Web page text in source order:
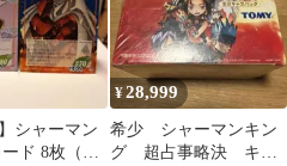
シャーマン
ド 8枚（ハ
¥28,999
希少 シャーマンキン
グ 超占事略決 キャ